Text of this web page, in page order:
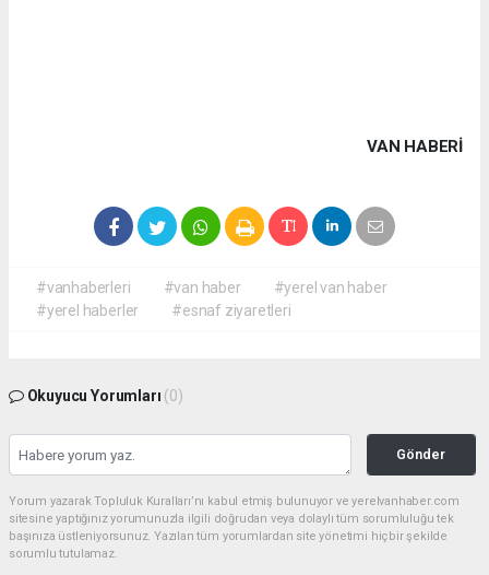
VAN HABERİ
#vanhaberleri #van haber
#yerel van haber
#yerel haberler
#esnaf ziyaretleri
Okuyucu Yorumları (0)
Gönder
Yorum yazarak Topluluk Kuralları’nı kabul etmiş bulunuyor ve yerelvanhaber.com
sitesine yaptığınız yorumunuzla ilgili doğrudan veya dolaylı tüm sorumluluğu tek
başınıza üstleniyorsunuz. Yazılan tüm yorumlardan site yönetimi hiçbir şekilde
sorumlu tutulamaz.